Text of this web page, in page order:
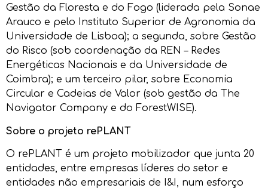
Gestão da Floresta e do Fogo (liderada pela Sonae
Arauco e pelo Instituto Superior de Agronomia da
Universidade de Lisboa); a segunda, sobre Gestão
do Risco (sob coordenação da REN – Redes
Energéticas Nacionais e da Universidade de
Coimbra); e um terceiro pilar, sobre Economia
Circular e Cadeias de Valor (sob gestão da The
Navigator Company e do ForestWISE).
Sobre o projeto rePLANT
O rePLANT é um projeto mobilizador que junta 20
entidades, entre empresas líderes do setor e
entidades não empresariais de I&I, num esforço